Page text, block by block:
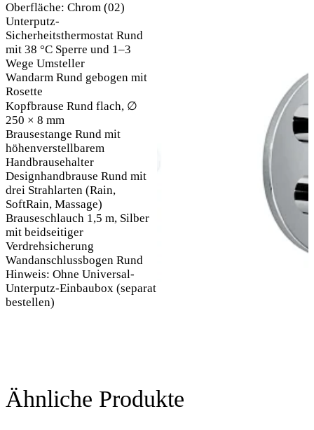
Oberfläche: Chrom (02)
Unterputz-
Sicherheitsthermostat Rund
mit 38 °C Sperre und 1–3
Wege Umsteller
Wandarm Rund gebogen mit
Rosette
Kopfbrause Rund flach, ∅
250 × 8 mm
Brausestange Rund mit
höhenverstellbarem
Handbrausehalter
Designhandbrause Rund mit
drei Strahlarten (Rain,
SoftRain, Massage)
Brauseschlauch 1,5 m, Silber
mit beidseitiger
Verdrehsicherung
Wandanschlussbogen Rund
Hinweis: Ohne Universal-
Unterputz-Einbaubox (separat
bestellen)
Ähnliche Produkte